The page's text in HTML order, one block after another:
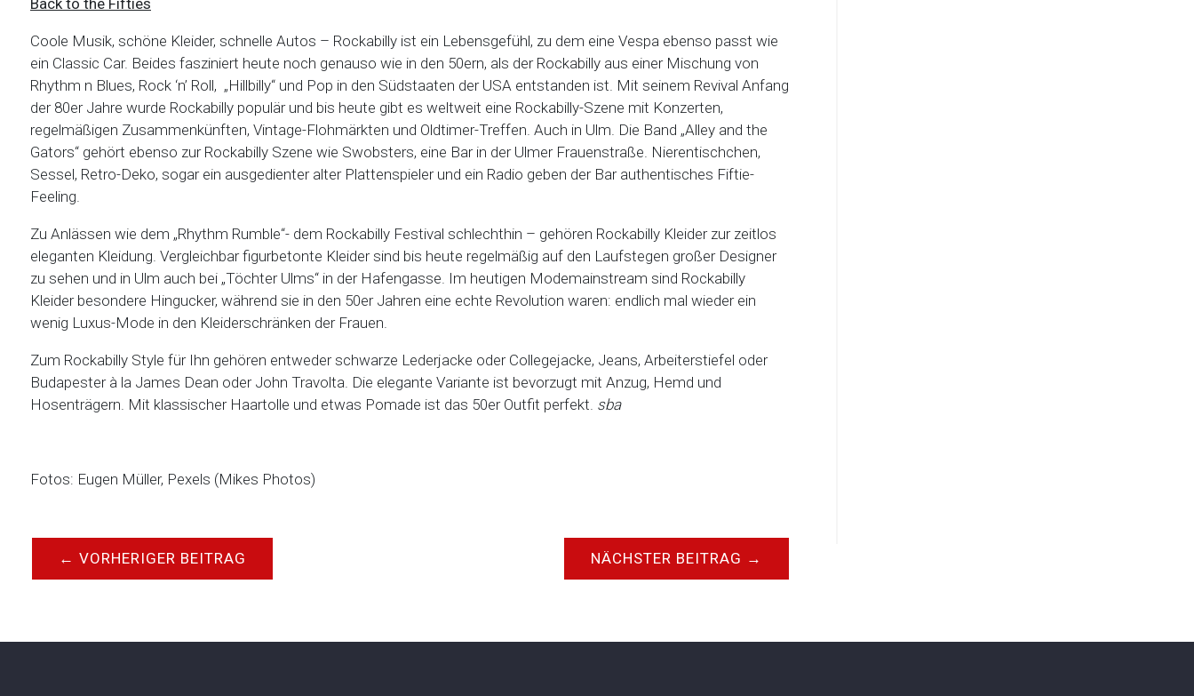
Back to the Fifties
Coole Musik, schöne Kleider, schnelle Autos – Rockabilly ist ein Lebensgefühl, zu dem eine Vespa ebenso passt wie
ein Classic Car. Beides fasziniert heute noch genauso wie in den 50ern, als der Rockabilly aus einer Mischung von
Rhythm n Blues, Rock ‘n’ Roll, „Hillbilly“ und Pop in den Südstaaten der USA entstanden ist. Mit seinem Revival Anfang
der 80er Jahre wurde Rockabilly populär und bis heute gibt es weltweit eine Rockabilly-Szene mit Konzerten,
regelmäßigen Zusammenkünften, Vintage-Flohmärkten und Oldtimer-Treffen. Auch in Ulm. Die Band „Alley and the
Gators“ gehört ebenso zur Rockabilly Szene wie Swobsters, eine Bar in der Ulmer Frauenstraße. Nierentischchen,
Sessel, Retro-Deko, sogar ein ausgedienter alter Plattenspieler und ein Radio geben der Bar authentisches Fiftie-
Feeling.
Zu Anlässen wie dem „Rhythm Rumble“- dem Rockabilly Festival schlechthin – gehören Rockabilly Kleider zur zeitlos
eleganten Kleidung. Vergleichbar figurbetonte Kleider sind bis heute regelmäßig auf den Laufstegen großer Designer
zu sehen und in Ulm auch bei „Töchter Ulms“ in der Hafengasse. Im heutigen Modemainstream sind Rockabilly
Kleider besondere Hingucker, während sie in den 50er Jahren eine echte Revolution waren: endlich mal wieder ein
wenig Luxus-Mode in den Kleiderschränken der Frauen.
Zum Rockabilly Style für Ihn gehören entweder schwarze Lederjacke oder Collegejacke, Jeans, Arbeiterstiefel oder
Budapester à la James Dean oder John Travolta. Die elegante Variante ist bevorzugt mit Anzug, Hemd und
Hosenträgern. Mit klassischer Haartolle und etwas Pomade ist das 50er Outfit perfekt. sba
Fotos: Eugen Müller, Pexels (Mikes Photos)
← VORHERIGER BEITRAG NÄCHSTER BEITRAG →